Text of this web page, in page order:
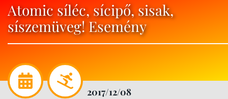
Atomic síléc, sícipő, sisak,
síszemüveg! Esemény
2017/12/08